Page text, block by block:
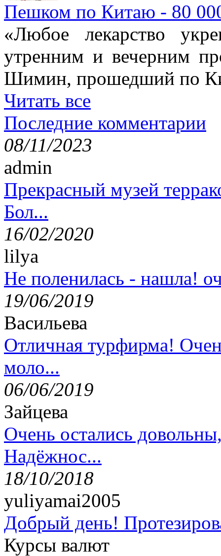
Пешком по Китаю - 80
«Любое лекарство
утренним и вечерним
Шимин, прошедший по
Читать все
Последние комментарии
08/11/2023
admin
Прекрасный музей
Бол...
16/02/2020
lilya
Не поленилась - нашла!
19/06/2019
Васильева
Отличная турфирма!
моло...
06/06/2019
Зайцева
Очень остались
Надёжнос...
18/10/2018
yuliyamai2005
Добрый день!
Курсы валют